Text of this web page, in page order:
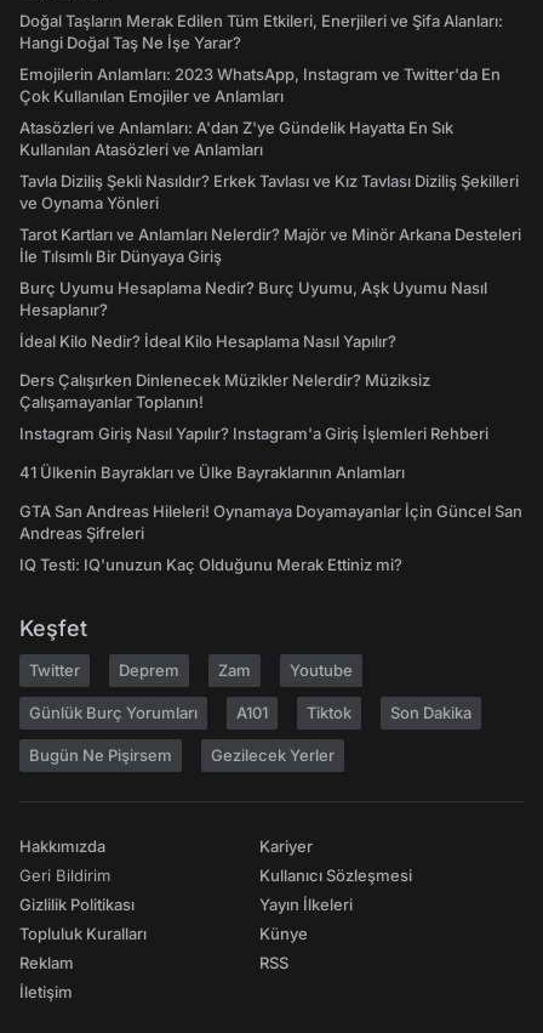
Doğal Taşların Merak Edilen Tüm Etkileri, Enerjileri ve Şifa Alanları:
Hangi Doğal Taş Ne İşe Yarar?
Emojilerin Anlamları: 2023 WhatsApp, Instagram ve Twitter'da En
Çok Kullanılan Emojiler ve Anlamları
Atasözleri ve Anlamları: A'dan Z'ye Gündelik Hayatta En Sık
Kullanılan Atasözleri ve Anlamları
Tavla Diziliş Şekli Nasıldır? Erkek Tavlası ve Kız Tavlası Diziliş Şekilleri
ve Oynama Yönleri
Tarot Kartları ve Anlamları Nelerdir? Majör ve Minör Arkana Desteleri
İle Tılsımlı Bir Dünyaya Giriş
Burç Uyumu Hesaplama Nedir? Burç Uyumu, Aşk Uyumu Nasıl
Hesaplanır?
İdeal Kilo Nedir? İdeal Kilo Hesaplama Nasıl Yapılır?
Ders Çalışırken Dinlenecek Müzikler Nelerdir? Müziksiz
Çalışamayanlar Toplanın!
Instagram Giriş Nasıl Yapılır? Instagram'a Giriş İşlemleri Rehberi
41 Ülkenin Bayrakları ve Ülke Bayraklarının Anlamları
GTA San Andreas Hileleri! Oynamaya Doyamayanlar İçin Güncel San
Andreas Şifreleri
IQ Testi: IQ'unuzun Kaç Olduğunu Merak Ettiniz mi?
Keşfet
Twitter Deprem Zam Youtube
Günlük Burç Yorumları A101 Tiktok Son Dakika
Bugün Ne Pişirsem Gezilecek Yerler
Hakkımızda
Geri Bildirim
Gizlilik Politikası
Topluluk Kuralları
Reklam
İletişim
Kariyer
Kullanıcı Sözleşmesi
Yayın İlkeleri
Künye
RSS